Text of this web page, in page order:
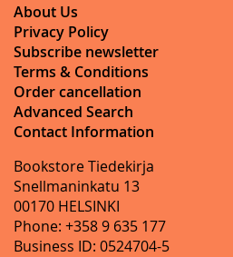
About Us
Privacy Policy
Subscribe newsletter
Terms & Conditions
Order cancellation
Advanced Search
Contact Information
Bookstore Tiedekirja
Snellmaninkatu 13
00170 HELSINKI
Phone: +358 9 635 177
Business ID: 0524704-5